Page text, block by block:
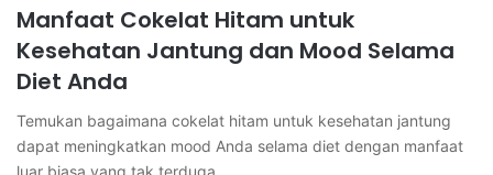
Manfaat Cokelat Hitam untuk
Kesehatan Jantung dan Mood Selama
Diet Anda
Temukan bagaimana cokelat hitam untuk kesehatan jantung
dapat meningkatkan mood Anda selama diet dengan manfaat